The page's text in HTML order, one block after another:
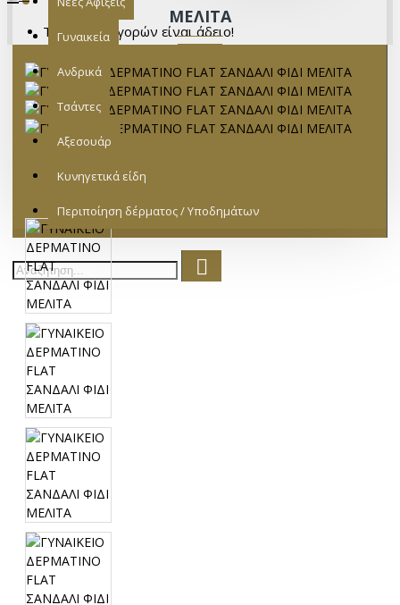
Το καλάθι αγορών είναι άδειο!
Γυναικεία
Ανδρικά
Τσάντες
Αξεσουάρ
Κυνηγετικά είδη
Περιποίηση δέρματος / Υποδημάτων
ΜΕΛΙΤΑ